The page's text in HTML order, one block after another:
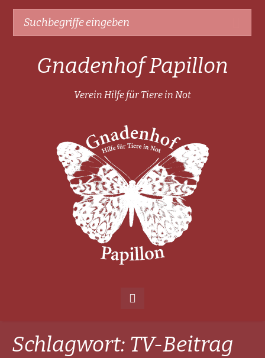
Gnadenhof Papillon
Verein Hilfe für Tiere in Not
Schlagwort: TV-Beitrag